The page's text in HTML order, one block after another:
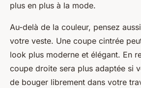
plus en plus à la mode.
Au-delà de la couleur, pensez
votre veste. Une coupe cintrée
look plus moderne et élégant. En
coupe droite sera plus adaptée si
de bouger librement dans votre